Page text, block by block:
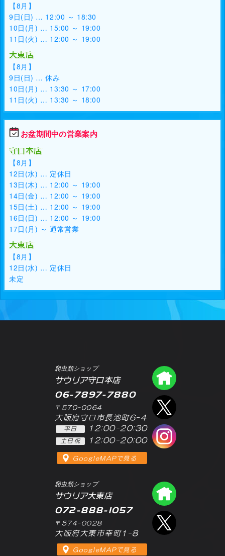
【8月】
9日(日) … 12:00 ～ 18:30
10日(月) … 15:00 ～ 19:00
11日(火) … 12:00 ～ 19:00
大東店
【8月】
9日(日) … 休み
10日(月) … 13:30 ～ 17:00
11日(火) … 13:30 ～ 18:00
お盆期間中の営業案内
守口本店
【8月】
12日(水) … 定休日
13日(木) … 12:00 ～ 19:00
14日(金) … 12:00 ～ 19:00
15日(土) … 12:00 ～ 19:00
16日(日) … 12:00 ～ 19:00
17日(月) ～ 通常営業
大東店
【8月】
12日(水) … 定休日
未定
爬虫類ショップ
サウリア守口本店
06-7897-7880
〒570-0064
大阪府守口市長池町6-4
平日 12:00-20:30
土日祝 12:00-20:00
GoogleMAPで見る
爬虫類ショップ
サウリア大東店
072-888-1057
〒574-0028
大阪府大東市幸町1-8
GoogleMAPで見る